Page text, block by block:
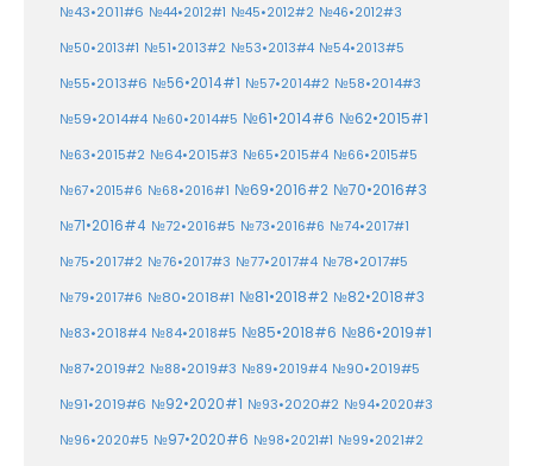
№43•2011#6 №44•2012#1 №45•2012#2 №46•2012#3
№50•2013#1 №51•2013#2 №53•2013#4 №54•2013#5
№55•2013#6 №56•2014#1 №57•2014#2 №58•2014#3
№59•2014#4 №60•2014#5 №61•2014#6 №62•2015#1
№63•2015#2 №64•2015#3 №65•2015#4 №66•2015#5
№67•2015#6 №68•2016#1 №69•2016#2 №70•2016#3
№71•2016#4 №72•2016#5 №73•2016#6 №74•2017#1
№75•2017#2 №76•2017#3 №77•2017#4 №78•2017#5
№79•2017#6 №80•2018#1 №81•2018#2 №82•2018#3
№83•2018#4 №84•2018#5 №85•2018#6 №86•2019#1
№87•2019#2 №88•2019#3 №89•2019#4 №90•2019#5
№91•2019#6 №92•2020#1 №93•2020#2 №94•2020#3
№96•2020#5 №97•2020#6 №98•2021#1 №99•2021#2